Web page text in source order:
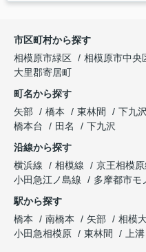
市区町村から探す
相模原市緑区
相模原市中央
大里郡寄居町
町名から探す
矢部
橋本 東林間 下九沢
橋本台
田名
下九沢
沿線から探す
横浜線
相模線 京王相模原
小田急江ノ島線
多摩都市モ
駅から探す
橋本
南橋本 矢部 相模
小田急相模原
東林間 上溝